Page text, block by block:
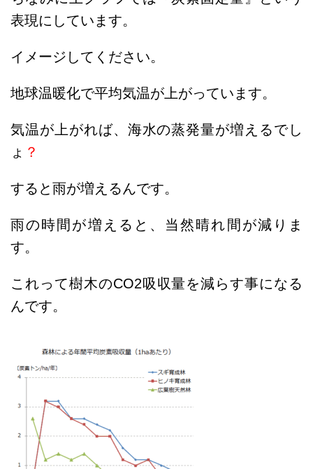
表現にしています。
イメージしてください。
地球温暖化で平均気温が上がっています。
気温が上がれば、海水の蒸発量が増えるでし
ょ ？
すると雨が増えるんです。
雨の時間が増えると、当然晴れ間が減りま
す。
これって樹木のCO2吸収量を減らす事になる
んです。